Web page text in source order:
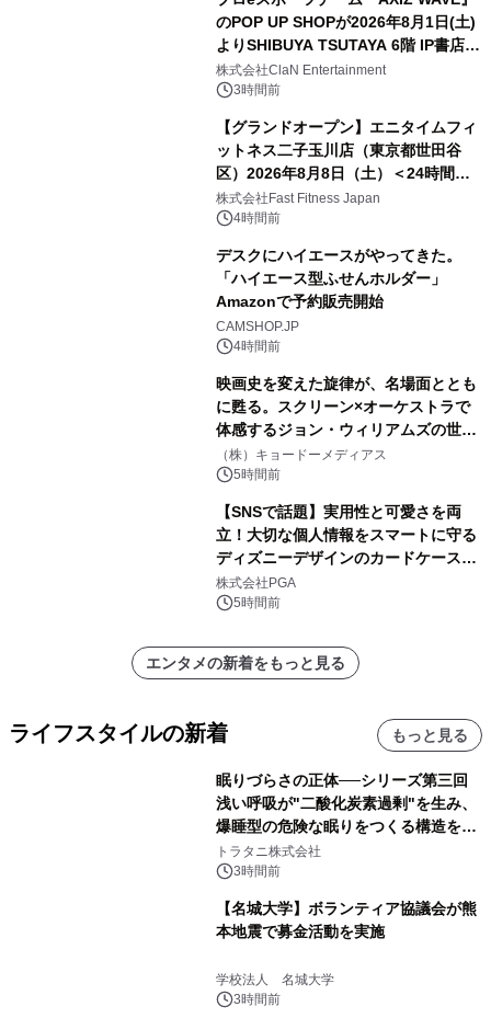
のPOP UP SHOPが2026年8月1日(土)
よりSHIBUYA TSUTAYA 6階 IP書店で
開催決定！！
株式会社ClaN Entertainment
3時間前
【グランドオープン】エニタイムフィ
ットネス二子玉川店（東京都世田谷
区）2026年8月8日（土）＜24時間年
中無休のフィットネスジム＞
株式会社Fast Fitness Japan
4時間前
デスクにハイエースがやってきた。
「ハイエース型ふせんホルダー」
Amazonで予約販売開始
CAMSHOP.JP
4時間前
映画史を変えた旋律が、名場面ととも
に甦る。スクリーン×オーケストラで
体感するジョン・ウィリアムズの世
界。ジョン・ウィリアムズ：シネマ・
スペクタキュラー・コンサート 開催決
（株）キョードーメディアス
5時間前
【SNSで話題】実用性と可愛さを両
立！大切な個人情報をスマートに守る
ディズニーデザインのカードケースを
株式会社PGAが8月7日発売
株式会社PGA
5時間前
エンタメの新着をもっと見る
ライフスタイルの新着 もっと見る
眠りづらさの正体──シリーズ第三回
浅い呼吸が"二酸化炭素過剰"を生み、
爆睡型の危険な眠りをつくる構造を解
説
トラタニ株式会社
3時間前
【名城大学】ボランティア協議会が熊
本地震で募金活動を実施
学校法人 名城大学
3時間前